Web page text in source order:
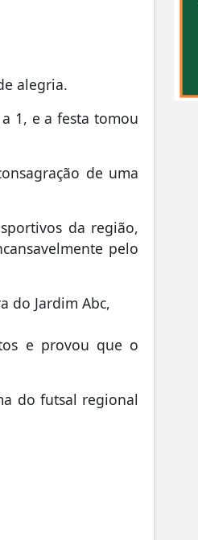
alegria.
1, e a festa tomou
de uma
da região,
pelo
do Jardim Abc,
e provou que o
do futsal regional